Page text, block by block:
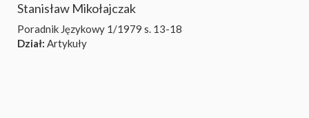
Stanisław Mikołajczak
Poradnik Językowy 1/1979 s. 13-18
Dział: Artykuły